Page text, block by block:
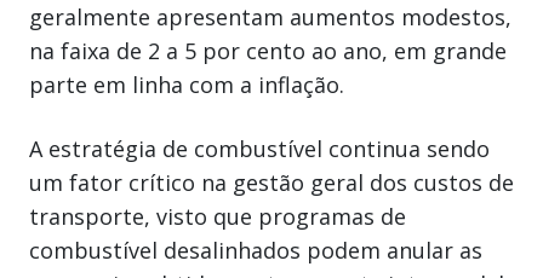
geralmente apresentam aumentos modestos,
na faixa de 2 a 5 por cento ao ano, em grande
parte em linha com a inflação.
A estratégia de combustível continua sendo
um fator crítico na gestão geral dos custos de
transporte, visto que programas de
combustível desalinhados podem anular as